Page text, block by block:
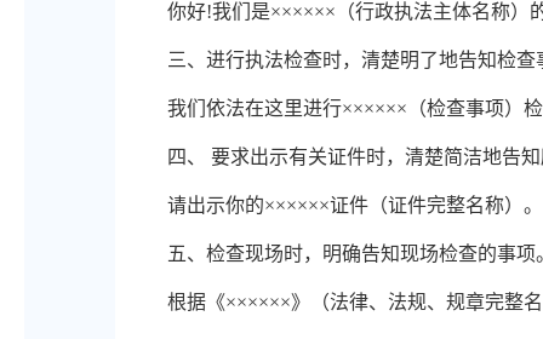
你好!我们是××××××（行政执法主体名称）
三、 进行执法检查时，清楚明了地告知检
我们依法在这里进行××××××（检查事项）
四、 要求出示有关证件时，清楚简洁地告
请出示你的××××××证件（证件完整名称）。
五、 检查现场时，明确告知现场检查的事项
根据《××××××》（法律、法规、规章完整